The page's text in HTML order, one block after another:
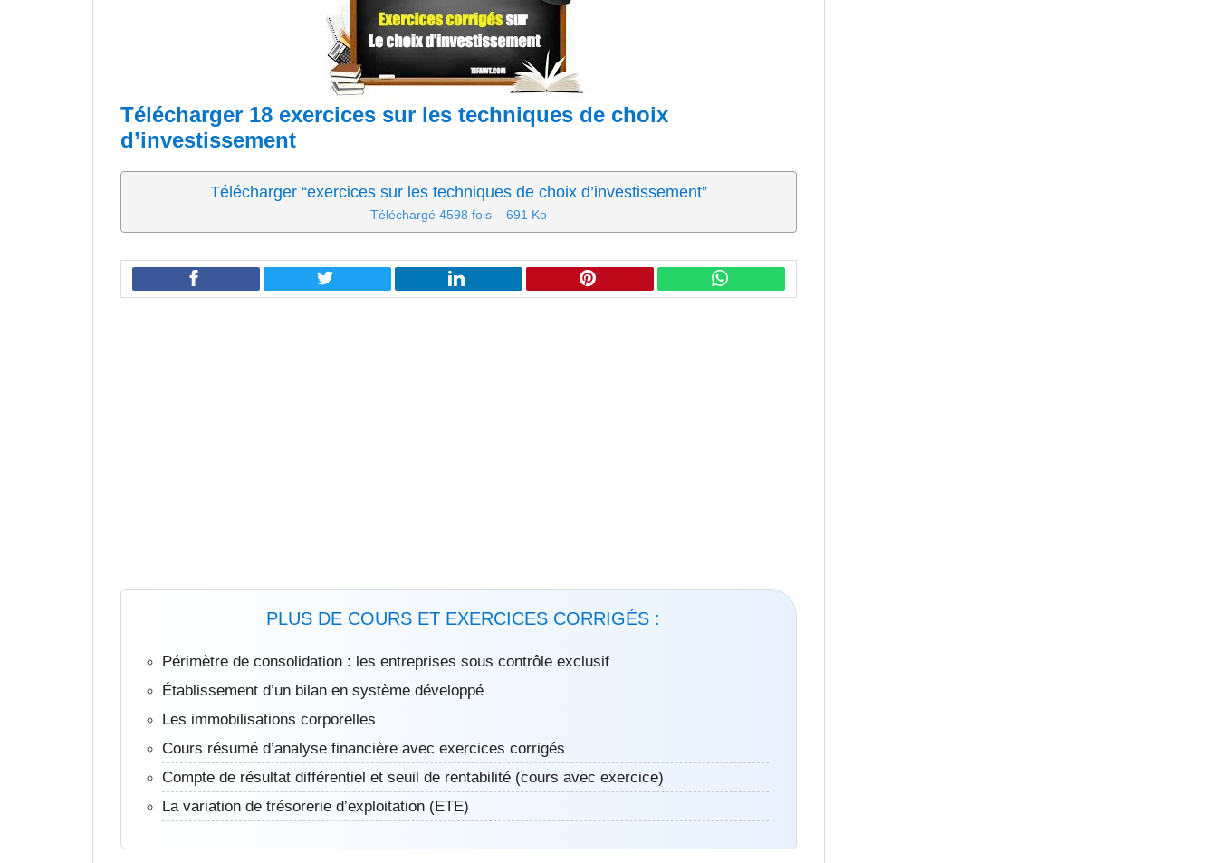
Télécharger 18 exercices sur les techniques de choix
d’investissement
Télécharger “exercices sur les techniques de choix d’investissement”
Téléchargé 4598 fois – 691 Ko
PLUS DE COURS ET EXERCICES CORRIGÉS :
Périmètre de consolidation : les entreprises sous contrôle exclusif
Établissement d’un bilan en système développé
Les immobilisations corporelles
Cours résumé d’analyse financière avec exercices corrigés
Compte de résultat différentiel et seuil de rentabilité (cours avec exercice)
La variation de trésorerie d’exploitation (ETE)